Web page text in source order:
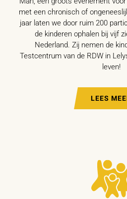
met een chronisch of
jaar laten we door ruim 200
de kinderen ophalen bij vijf
Nederland. Zij nemen de
Testcentrum van de RDW in
leven!
LEES